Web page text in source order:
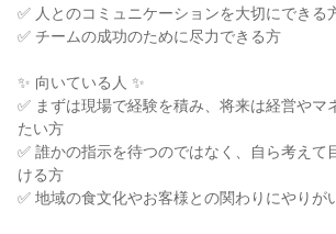
✅ 人とのコミュニケーションを大切にできる
✅ チームの成功のために尽力できる方
✨ 向いている人 ✨
✅ まずは現場で経験を積み、将来は経営やマ
たい方
✅ 誰かの指示を待つのではなく、自ら考えて
ける方
✅ 地域の食文化やお客様との関わりにやりが